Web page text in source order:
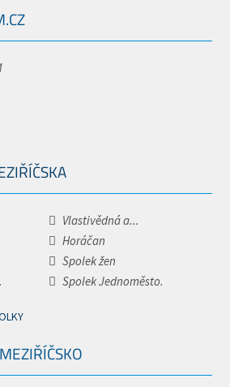
Vlastivědná a...
Horáčan
Spolek žen
Spolek Jednoměsto.